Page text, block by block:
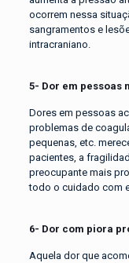
ocorrem nessa
sangramentos e
intracraniano.
5- Dor em pessoas
Dores em pessoas
problemas de
pequenas, etc.
pacientes, a
preocupante mais
todo o cuidado com
6- Dor com piora
Aquela dor que